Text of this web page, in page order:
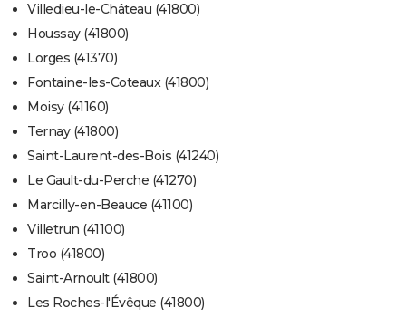
Villedieu-le-Château (41800)
Houssay (41800)
Lorges (41370)
Fontaine-les-Coteaux (41800)
Moisy (41160)
Ternay (41800)
Saint-Laurent-des-Bois (41240)
Le Gault-du-Perche (41270)
Marcilly-en-Beauce (41100)
Villetrun (41100)
Troo (41800)
Saint-Arnoult (41800)
Les Roches-l'Évêque (41800)